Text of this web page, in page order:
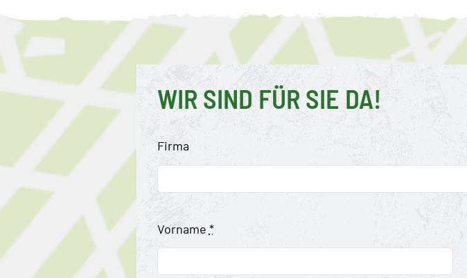
WIR SIND FÜR SIE DA!
Firma
Vorname *